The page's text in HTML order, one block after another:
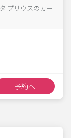
プリウスのカー
予約へ